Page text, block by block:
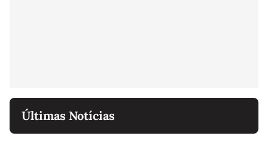
Últimas Notícias